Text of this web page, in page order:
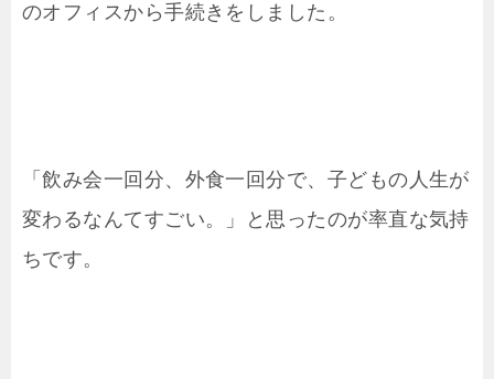
のオフィスから手続きをしました。
「飲み会一回分、外食一回分で、子どもの人生が
変わるなんてすごい。」と思ったのが率直な気持
ちです。